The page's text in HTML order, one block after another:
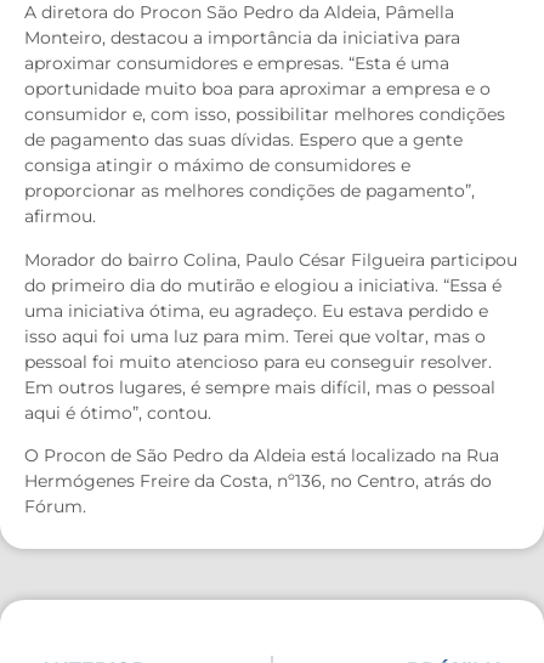
A diretora do Procon São Pedro da Aldeia, Pâmella
Monteiro, destacou a importância da iniciativa para
aproximar consumidores e empresas. “Esta é uma
oportunidade muito boa para aproximar a empresa e o
consumidor e, com isso, possibilitar melhores condições
de pagamento das suas dívidas. Espero que a gente
consiga atingir o máximo de consumidores e
proporcionar as melhores condições de pagamento”,
afirmou.
Morador do bairro Colina, Paulo César Filgueira participou
do primeiro dia do mutirão e elogiou a iniciativa. “Essa é
uma iniciativa ótima, eu agradeço. Eu estava perdido e
isso aqui foi uma luz para mim. Terei que voltar, mas o
pessoal foi muito atencioso para eu conseguir resolver.
Em outros lugares, é sempre mais difícil, mas o pessoal
aqui é ótimo”, contou.
O Procon de São Pedro da Aldeia está localizado na Rua
Hermógenes Freire da Costa, nº136, no Centro, atrás do
Fórum.